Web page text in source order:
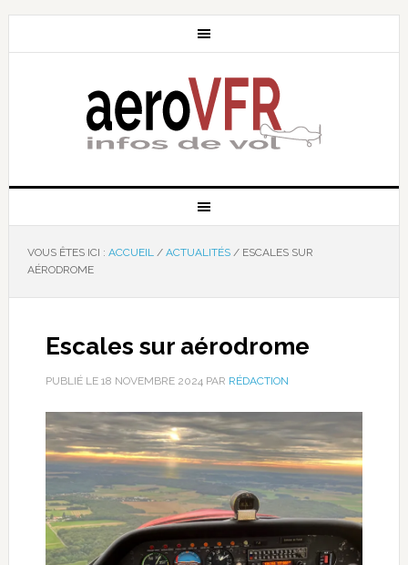
VOUS ÊTES ICI : ACCUEIL / ACTUALITÉS /ESCALES SUR
AÉRODROME
Escales sur aérodrome
PUBLIÉ LE 18 NOVEMBRE 2024PAR RÉDACTION